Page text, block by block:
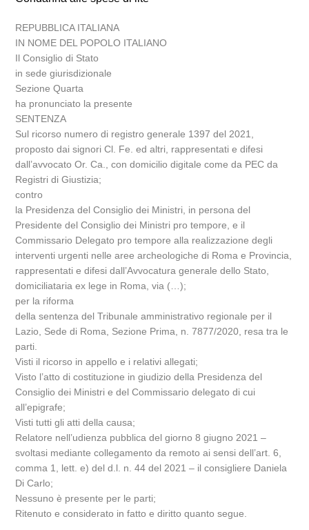
REPUBBLICA ITALIANA
IN NOME DEL POPOLO ITALIANO
Il Consiglio di Stato
in sede giurisdizionale
Sezione Quarta
ha pronunciato la presente
SENTENZA
Sul ricorso numero di registro generale 1397 del 2021,
proposto dai signori Cl. Fe. ed altri, rappresentati e difesi
dall’avvocato Or. Ca., con domicilio digitale come da PEC da
Registri di Giustizia;
contro
la Presidenza del Consiglio dei Ministri, in persona del
Presidente del Consiglio dei Ministri pro tempore, e il
Commissario Delegato pro tempore alla realizzazione degli
interventi urgenti nelle aree archeologiche di Roma e Provincia,
rappresentati e difesi dall’Avvocatura generale dello Stato,
domiciliataria ex lege in Roma, via (…);
per la riforma
della sentenza del Tribunale amministrativo regionale per il
Lazio, Sede di Roma, Sezione Prima, n. 7877/2020, resa tra le
parti.
Visti il ricorso in appello e i relativi allegati;
Visto l’atto di costituzione in giudizio della Presidenza del
Consiglio dei Ministri e del Commissario delegato di cui
all’epigrafe;
Visti tutti gli atti della causa;
Relatore nell’udienza pubblica del giorno 8 giugno 2021 –
svoltasi mediante collegamento da remoto ai sensi dell’art. 6,
comma 1, lett. e) del d.l. n. 44 del 2021 – il consigliere Daniela
Di Carlo;
Nessuno è presente per le parti;
Ritenuto e considerato in fatto e diritto quanto segue.